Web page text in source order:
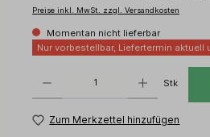
Preise inkl. MwSt. zzgl. Versandkosten
Momentan nicht lieferbar
Nur vorbestellbar, Liefertermin aktuell
Stk
Zum Merkzettel hinzufügen